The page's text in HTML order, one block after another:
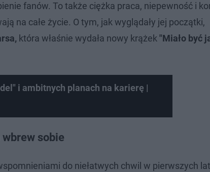
fanów. To także ciężka praca, niepewność i
na całe życie. O tym, jak wyglądały jej początki,
która właśnie wydała nowy krążek"Miało być
i ambitnych planach na karierę |
wbrew sobie
do niełatwych chwil w pierwszych